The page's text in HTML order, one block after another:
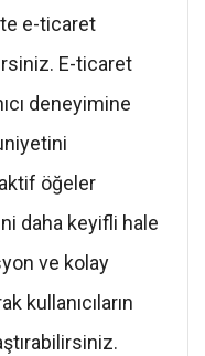
e-ticaret
E-ticaret
deneyimine
öğeler
daha keyifli hale
ve kolay
kullanıcıların